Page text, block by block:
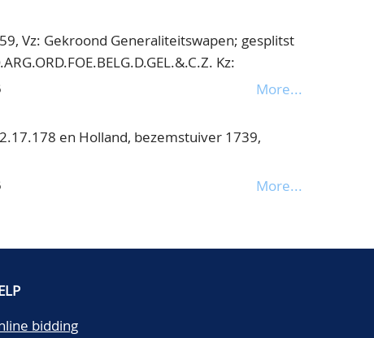
Vz: Gekroond Generaliteitswapen; gesplitst
Kz:
een speer waarop een
de kroon mmt HAC NITIMVR - HANC
ruim zeer fraai/bijna prachtig
More...
en Holland, bezemstuiver 1739,
More...
bidding